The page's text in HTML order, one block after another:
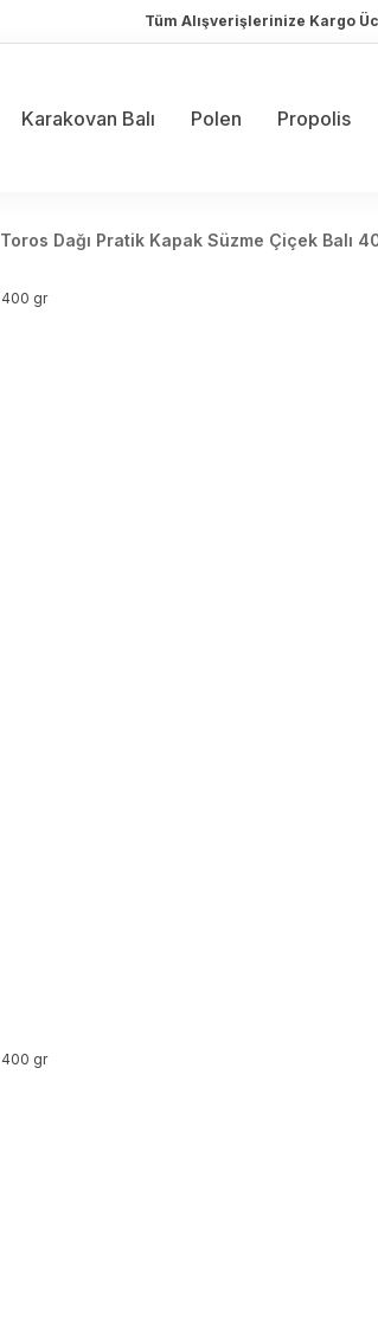
Tüm Alışverişlerinize Kargo
Karakovan Balı Polen Propolis
Toros Dağı Pratik Kapak Süzme Çiçek Balı